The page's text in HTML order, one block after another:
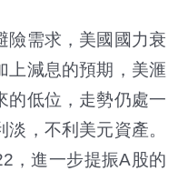
需求，美國國力衰
上減息的預期，美滙
的低位，走勢仍處一
，不利美元資產。
，進一步提振A股的